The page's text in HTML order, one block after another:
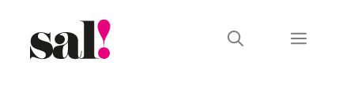
contenido
Menú